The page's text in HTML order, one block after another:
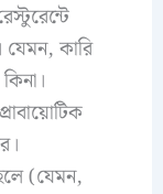
যেমন, কারি
(যেমন,